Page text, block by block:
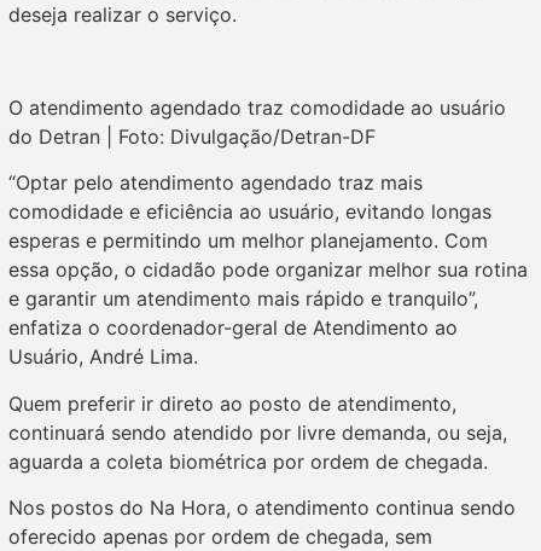
deseja realizar o serviço.
O atendimento agendado traz comodidade ao usuário
do Detran | Foto: Divulgação/Detran-DF
“Optar pelo atendimento agendado traz mais
comodidade e eficiência ao usuário, evitando longas
esperas e permitindo um melhor planejamento. Com
essa opção, o cidadão pode organizar melhor sua rotina
e garantir um atendimento mais rápido e tranquilo”,
enfatiza o coordenador-geral de Atendimento ao
Usuário, André Lima.
Quem preferir ir direto ao posto de atendimento,
continuará sendo atendido por livre demanda, ou seja,
aguarda a coleta biométrica por ordem de chegada.
Nos postos do Na Hora, o atendimento continua sendo
oferecido apenas por ordem de chegada, sem